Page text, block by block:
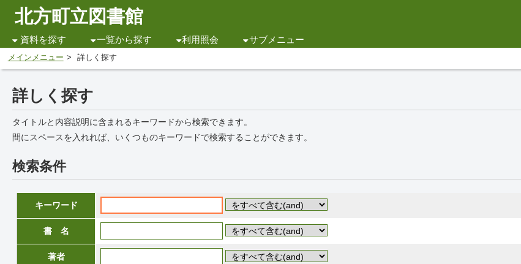
北方町立図書館
資料を探す 一覧から探す 利用照会 サブメニュー
メインメニュー 詳しく探す
詳しく探す
タイトルと内容説明に含まれるキーワードから検索できます。
間にスペースを入れれば、いくつものキーワードで検索することができます。
検索条件
キーワード
書 名
著者